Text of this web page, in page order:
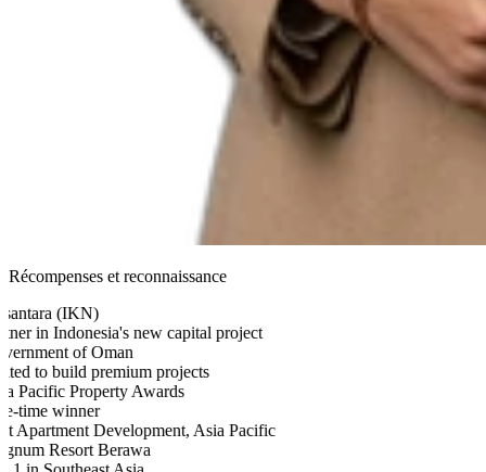
Récompenses et reconnaissance
(IKN)
in Indonesia's new capital project
of Oman
to build premium projects
Pacific Property Awards
time winner
Apartment Development, Asia Pacific
Resort Berawa